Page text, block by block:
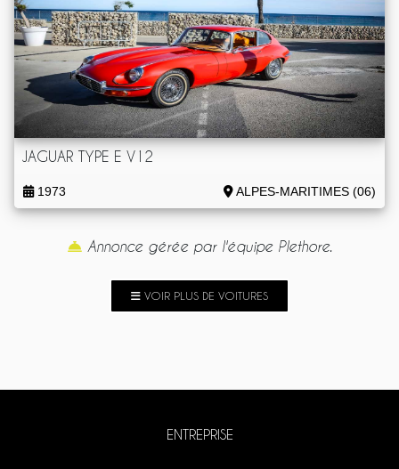
JAGUAR TYPE E V12
1973 ALPES-MARITIMES (06)
Annonce gérée par l'équipe Plethore.
VOIR PLUS DE VOITURES
ENTREPRISE